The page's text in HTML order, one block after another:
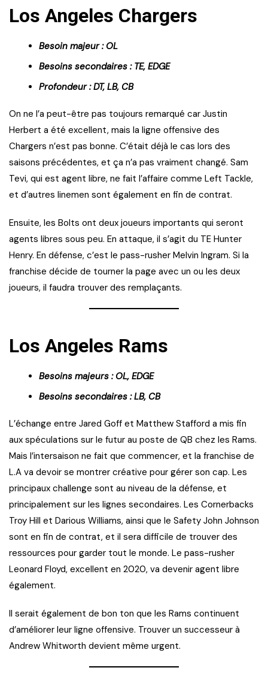
Los Angeles Chargers
Besoin majeur : OL
Besoins secondaires : TE, EDGE
Profondeur : DT, LB, CB
On ne l’a peut-être pas toujours remarqué car Justin
Herbert a été excellent, mais la ligne offensive des
Chargers n’est pas bonne. C’était déjà le cas lors des
saisons précédentes, et ça n’a pas vraiment changé. Sam
Tevi, qui est agent libre, ne fait l’affaire comme Left Tackle,
et d’autres linemen sont également en fin de contrat.
Ensuite, les Bolts ont deux joueurs importants qui seront
agents libres sous peu. En attaque, il s’agit du TE Hunter
Henry. En défense, c’est le pass-rusher Melvin Ingram. Si la
franchise décide de tourner la page avec un ou les deux
joueurs, il faudra trouver des remplaçants.
Los Angeles Rams
Besoins majeurs : OL, EDGE
Besoins secondaires : LB, CB
L’échange entre Jared Goff et Matthew Stafford a mis fin
aux spéculations sur le futur au poste de QB chez les Rams.
Mais l’intersaison ne fait que commencer, et la franchise de
L.A va devoir se montrer créative pour gérer son cap. Les
principaux challenge sont au niveau de la défense, et
principalement sur les lignes secondaires. Les Cornerbacks
Troy Hill et Darious Williams, ainsi que le Safety John Johnson
sont en fin de contrat, et il sera difficile de trouver des
ressources pour garder tout le monde. Le pass-rusher
Leonard Floyd, excellent en 2020, va devenir agent libre
également.
Il serait également de bon ton que les Rams continuent
d’améliorer leur ligne offensive. Trouver un successeur à
Andrew Whitworth devient même urgent.